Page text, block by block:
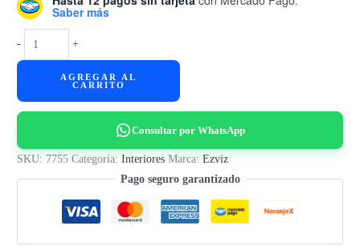
Saber más
-
Cámara
Interior
Rotativa
cantidad
+
AGREGAR AL
CARRITO
Consultar por WhatsApp
SKU:7755 Categoría:Interiores Marca:Ezviz
Pago seguro garantizado